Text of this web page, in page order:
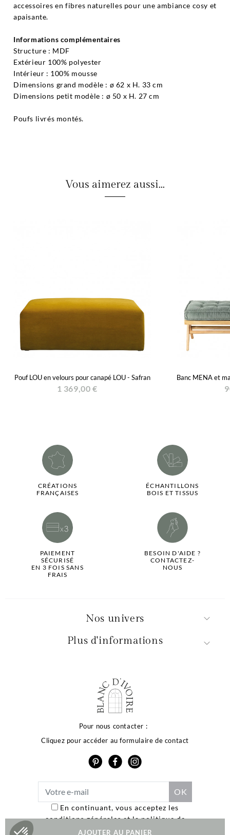
AJOUTER AU PANIER
accessoires en fibres naturelles pour une ambiance cosy et
apaisante.
Informations complémentaires
Structure : MDF
Extérieur 100% polyester
Intérieur : 100% mousse
Dimensions grand modèle : ø 62 x H. 33 cm
Dimensions petit modèle : ø 50 x H. 27 cm
Poufs livrés montés.
Vous aimerez aussi...
Pouf LOU en velours pour canapé LOU - Safran
1 369,00 €
Banc MENA et
CRÉATIONS
FRANÇAISES
ÉCHANTILLONS
BOIS ET TISSUS
PAIEMENT
SÉCURISÉ
EN 3 FOIS SANS
FRAIS
BESOIN D'AIDE ?
CONTACTEZ-
NOUS
Nos univers
Pour nous contacter :
Cliquez pour accéder au formulaire de contact
En continuant, vous acceptez les
conditions générales et la politique de
confidentialité.
Plus d'informations